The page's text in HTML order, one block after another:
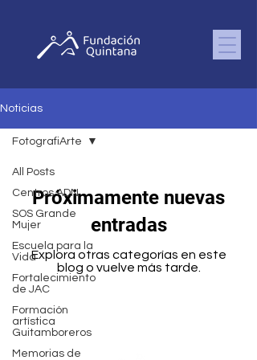
Noticias
All Posts
Centros ADN
SOS Grande
Mujer
Escuela para la
Vida
Fortalecimiento
de JAC
Formación
artística
Guitamboreros
Memorias de
FotografiArte
Próximamente nuevas
entradas
Explora otras categorías en este
blog o vuelve más tarde.